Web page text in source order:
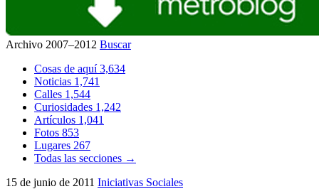
Archivo 2007–2012 Buscar
Cosas de aquí3,634
Noticias 1,741
Calles 1,544
Curiosidades 1,242
Artículos 1,041
Fotos 853
Lugares 267
Todas las secciones →
15 de junio de 2011 Iniciativas Sociales